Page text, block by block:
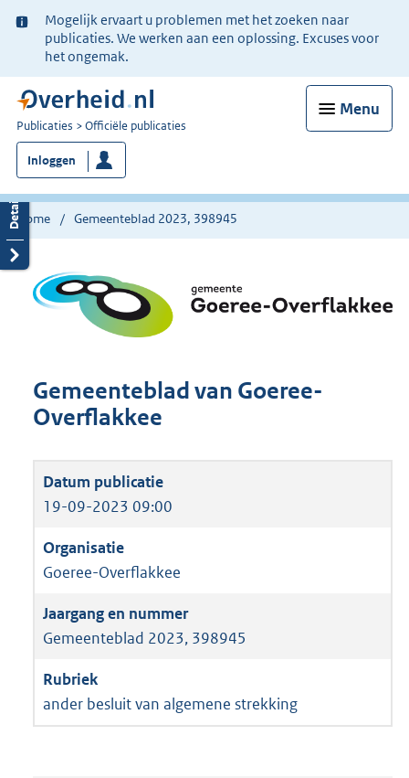
Ter
informatie:
Mogelijk ervaart u problemen met het zoeken naar
publicaties. We werken aan een oplossing. Excuses voor
het ongemak.
Menu
U
bent
nu
hier:
Publicaties Officiële publicaties
Inloggen
Home Gemeenteblad 2023, 398945
Gemeenteblad van Goeree-
Overflakkee
19-09-2023 09:00
Goeree-Overflakkee
Gemeenteblad 2023, 398945
ander besluit van algemene strekking